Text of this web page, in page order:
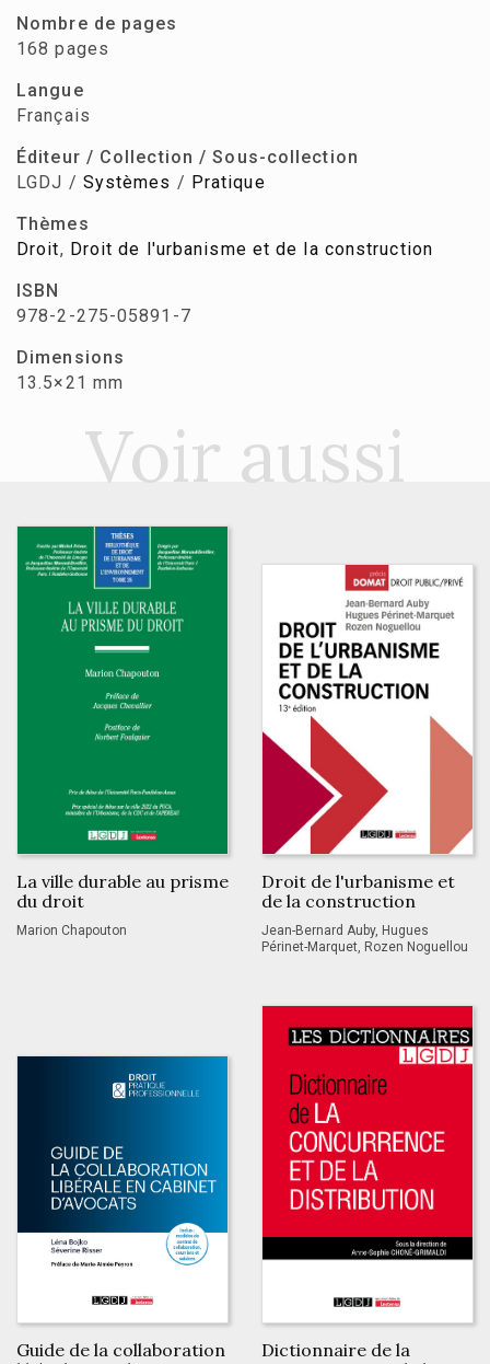
Nombre de pages
168 pages
Langue
Français
Éditeur / Collection / Sous-collection
LGDJ / Systèmes / Pratique
Thèmes
Droit, Droit de l'urbanisme et de la construction
ISBN
978-2-275-05891-7
Dimensions
13.5×21 mm
Voir aussi
La ville durable au prisme
du droit
Marion Chapouton
Droit de l'urbanisme et
de la construction
Jean-Bernard Auby, Hugues
Périnet-Marquet, Rozen Noguellou
Guide de la collaboration
Dictionnaire de la